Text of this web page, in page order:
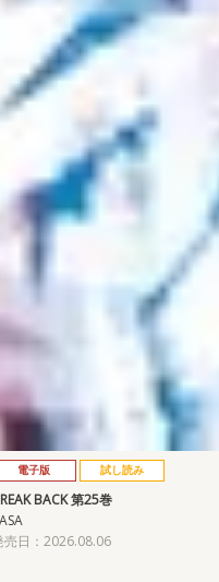
電子版 試し読み
BACK 第25巻
売日：2026.08.06